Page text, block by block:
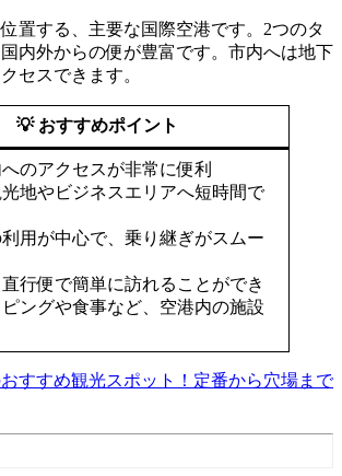
位置する、主要な国際空港です。​2つのタ
内外からの便が豊富です。​市内へは地下
セスできます。
💡 おすすめポイント
へのアクセスが非常に便利
光地やビジネスエリアへ短時間で
利用が中心で、乗り継ぎがスムー
直行便で簡単に訪れることができ
ングや食事など、空港内の施設
おすすめ観光スポット！定番から穴場まで